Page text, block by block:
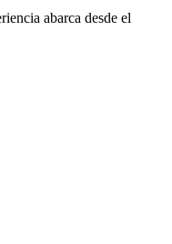
abarca desde el